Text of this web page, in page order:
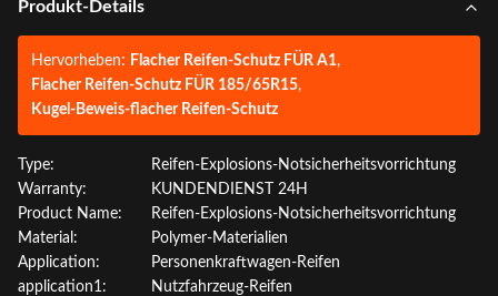
Produkt-Details
Hervorheben: Flacher Reifen-Schutz FÜR A1,
Flacher Reifen-Schutz FÜR 185/65R15,
Kugel-Beweis-flacher Reifen-Schutz
Type:
Reifen-Explosions-Notsicherheitsvorrichtung
Warranty:
KUNDENDIENST 24H
Product Name:
Reifen-Explosions-Notsicherheitsvorrichtung
Material:
Polymer-Materialien
Application:
Personenkraftwagen-Reifen
application1:
Nutzfahrzeug-Reifen